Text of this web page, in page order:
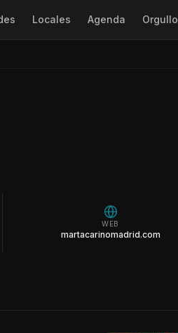
Locales Agenda Orgullo
WEB
martacarinomadrid.com